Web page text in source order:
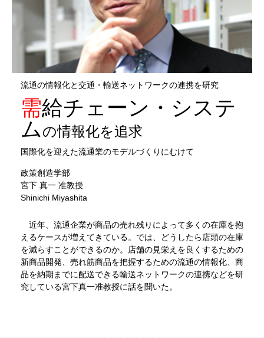
流通の情報化と交通・輸送ネットワークの連携を研究
需給チェーン・システ
ムの情報化を追求
国際化を迎えた流通業のモデルづくりにむけて
政策創造学部
宮下 真一 准教授
Shinichi Miyashita
近年、流通企業が商品の売れ残りによって多くの在庫を抱
えるケースが増えてきている。では、どうしたら店頭の在庫
を減らすことができるのか。店舗の見栄えを良くするための
新商品開発、売れ筋商品を把握するための流通の情報化、商
品を納期までに配送できる輸送ネットワークの連携などを研
究している宮下真一准教授に話を聞いた。